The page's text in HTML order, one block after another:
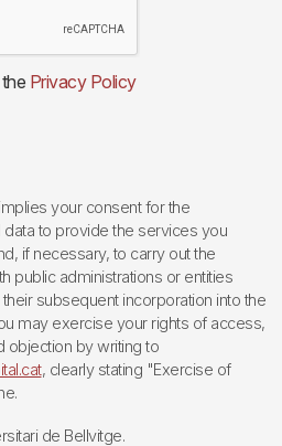
Privacy Policy
your consent for the
to provide the services you
if necessary, to carry out the
public administrations or entities
subsequent incorporation into the
may exercise your rights of access,
objection by writing to
, clearly stating "Exercise of
de Bellvitge.